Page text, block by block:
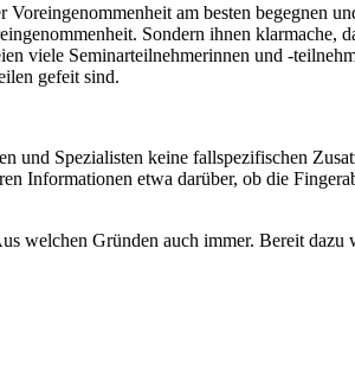
am besten begegnen
Sondern ihnen klarmache,
viele Seminarteilnehmerinnen und -
gefeit sind.
und Spezialisten keine fallspezifischen
Informationen etwa darüber, ob die
welchen Gründen auch immer. Bereit dazu